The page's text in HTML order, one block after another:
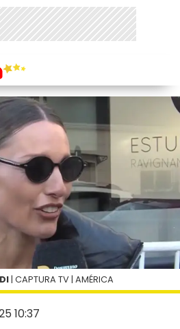
10:37
| CAPTURA TV | AMÉRICA